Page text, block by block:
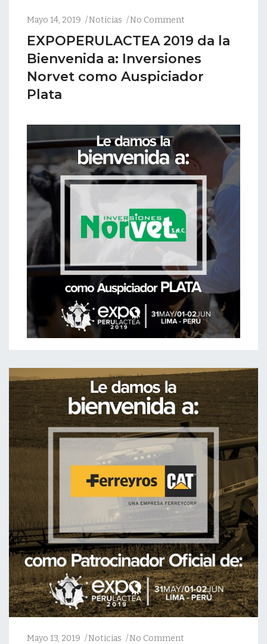
Mayo 14, 2019 Noticias No Comment
EXPOPERULACTEA 2019 da la
Bienvenida a: Inversiones
Norvet como Auspiciador
Plata
Mayo 13, 2019 Noticias No Comment